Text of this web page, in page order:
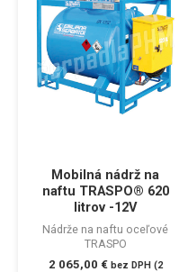
Mobilná nádrž na
naftu TRASPO® 620
litrov -12V
Nádrže na naftu oceľové
TRASPO
2 065,00 € bez DPH (2